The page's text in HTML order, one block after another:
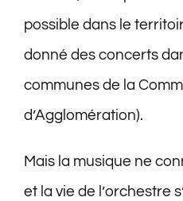
possible dans le
donné des concerts
communes de la
d’Agglomération).
Mais la musique ne
et la vie de l’orchestre